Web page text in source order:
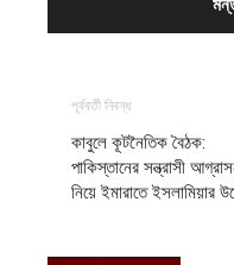
পূর্ববর্তী নিবন্ধ
কাবুলে কূটনৈতিক বৈঠক:
পাকিস্তানের সন্ত্রাসী
নিয়ে ইমারাতে ইসলামিয়ার